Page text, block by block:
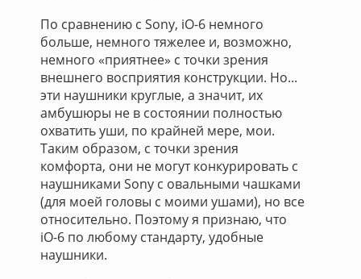
По сравнению с Sony, iO-6 немного
больше, немного тяжелее и, возможно,
немного «приятнее» с точки зрения
внешнего восприятия конструкции. Но...
эти наушники круглые, а значит, их
амбушюры не в состоянии полностью
охватить уши, по крайней мере, мои.
Таким образом, с точки зрения
комфорта, они не могут конкурировать с
наушниками Sony с овальными чашками
(для моей головы с моими ушами), но все
относительно. Поэтому я признаю, что
iO-6 по любому стандарту, удобные
наушники.